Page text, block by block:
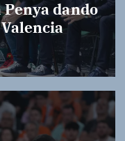
Penya dando